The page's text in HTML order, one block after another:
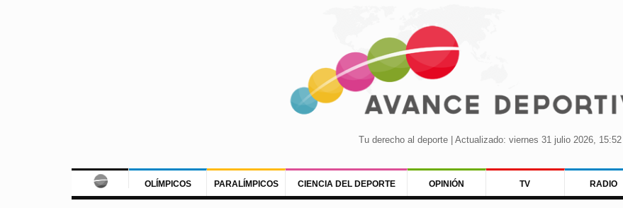
Tu derecho al deporte | Actualizado: viernes 31 julio 2026, 15:52
OLÍMPICOS PARALÍMPICOS CIENCIA DEL DEPORTE OPINIÓN TV RADIO